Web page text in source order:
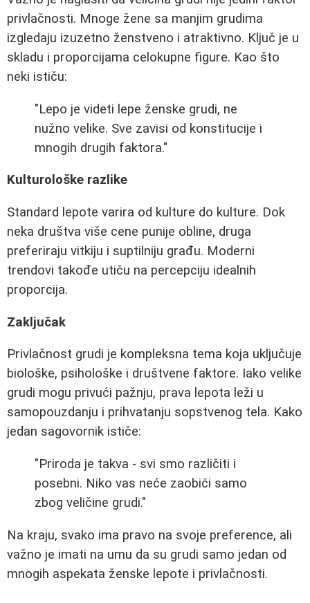
privlačnosti. Mnoge žene sa manjim grudima
izgledaju izuzetno ženstveno i atraktivno. Ključ je u
skladu i proporcijama celokupne figure. Kao što
neki ističu:
"Lepo je videti lepe ženske grudi, ne
nužno velike. Sve zavisi od konstitucije i
mnogih drugih faktora."
Kulturološke razlike
Standard lepote varira od kulture do kulture. Dok
neka društva više cene punije obline, druga
preferiraju vitkiju i suptilniju građu. Moderni
trendovi takođe utiču na percepciju idealnih
proporcija.
Zaključak
Privlačnost grudi je kompleksna tema koja uključuje
biološke, psihološke i društvene faktore. Iako velike
grudi mogu privući pažnju, prava lepota leži u
samopouzdanju i prihvatanju sopstvenog tela. Kako
jedan sagovornik ističe:
"Priroda je takva - svi smo različiti i
posebni. Niko vas neće zaobići samo
zbog veličine grudi."
Na kraju, svako ima pravo na svoje preference, ali
važno je imati na umu da su grudi samo jedan od
mnogih aspekata ženske lepote i privlačnosti.